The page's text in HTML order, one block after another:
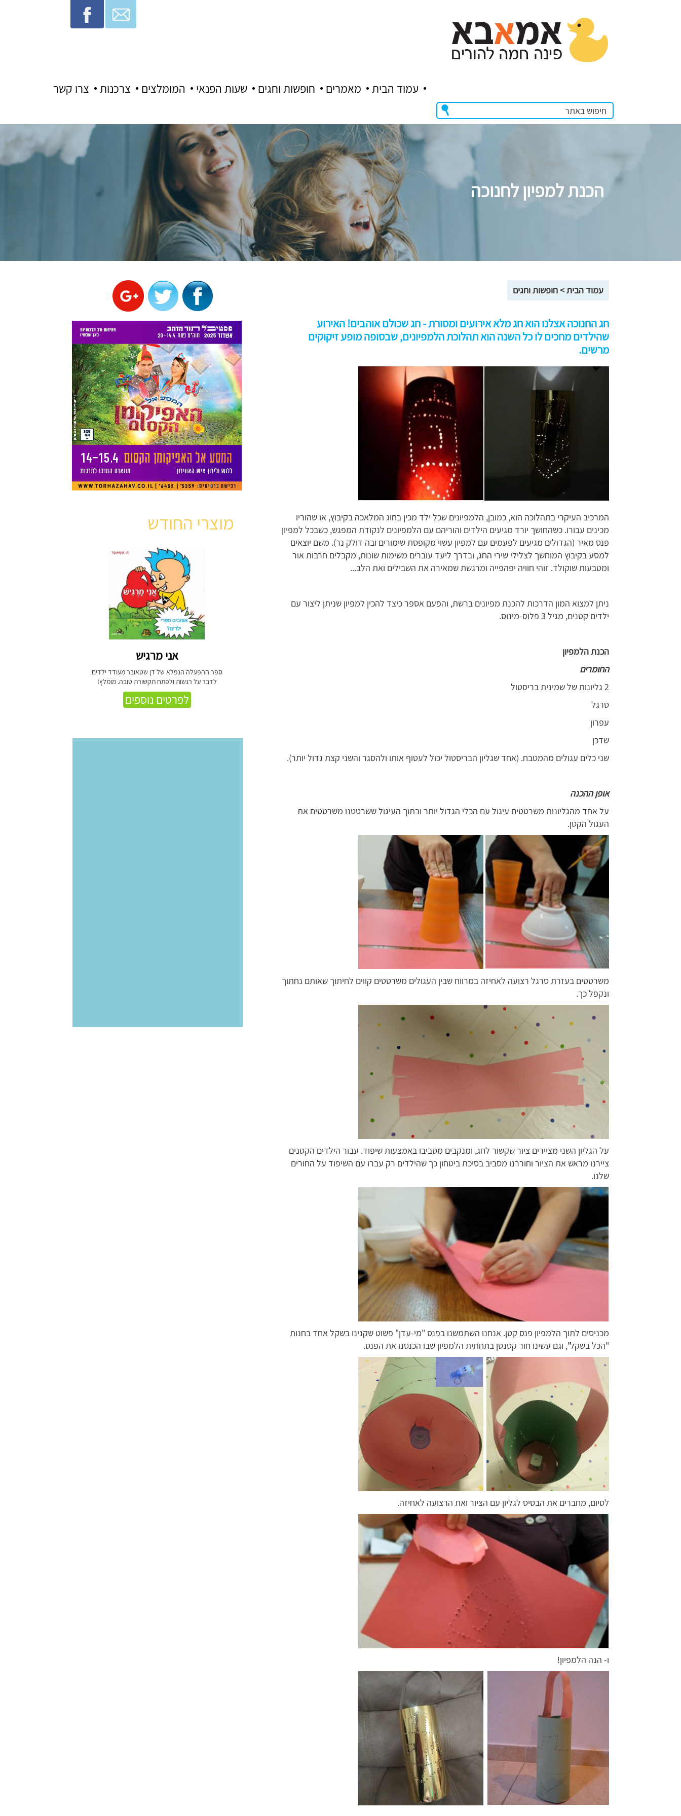
צרו קשר צרכנות המומלצים שעות הפנאי חופשות וחגים מאמרים עמוד הבית
הכנת למפיון לחנוכה
עמוד הבית>חופשות וחגים
חג החנוכה אצלנו הוא חג מלא אירועים ומסורת - חג שכולם אוהבים! האירוע
שהילדים מחכים לו כל השנה הוא תהלוכת הלמפיונים, שבסופה מופע זיקוקים
מרשים.
המרכיב העיקרי בתהלוכה הוא, כמובן, הלמפיונים שכל ילד מכין בחוג המלאכה בקיבוץ, או שהוריו
מכינים עבורו. כשהחושך יורד מגיעים הילדים והוריהם עם הלמפיונים לנקודת המפגש, כשבכל למפיון
פנס מאיר (הגדולים מגיעים לפעמים עם למפיון עשוי מקופסת שימורים ובה דולק נר). משם יוצאים
למסע בקיבוץ המוחשך לצלילי שירי החג, ובדרך ליעד עוברים משימות שונות, מקבלים חרבות אור
ומטבעות שוקולד. זוהי חוויה יפהפייה ומרגשת שמאירה את השבילים ואת הלב...
ניתן למצוא המון הדרכות להכנת מפיונים ברשת, והפעם אספר כיצד להכין למפיון שניתן ליצור עם
ילדים קטנים, מגיל 3 פלוס-מינוס.
הכנת הלמפיון
החומרים
2 גליונות של שמינית בריסטול
סרגל
עפרון
שדכן
שני כלים עגולים מהמטבח. (אחד שגליון הבריסטול יכול לעטוף אותו ולהסגר והשני קצת גדול יותר).
אופן ההכנה
על אחד מהגליונות משרטטים עיגול עם הכלי הגדול יותר ובתוך העיגול ששרטטנו משרטטים את
העגול הקטן.
משרטטים בעזרת סרגל רצועה לאחיזה במרווח שבין העגולים משרטטים קווים לחיתוך שאותם נחתוך
ונקפל כך.
על הגליון השני מציירים ציור שקשור לחג, ומנקבים מסביבו באמצעות שיפוד. עבור הילדים הקטנים
ציירנו מראש את הציור וחוררנו מסביב בסיכת ביטחון כך שהילדים רק עברו עם השיפוד על החורים
שלנו.
מכניסים לתוך הלמפיון פנס קטן. אנחנו השתמשנו בפנס "מי-עדן" פשוט שקנינו בשקל אחד בחנות
"הכל בשקל", וגם עשינו חור קטנטן בתחתית הלמפיון שבו הכנסנו את הפנס.
לסיום, מחברים את הבסיס לגליון עם הציור ואת הרצועה לאחיזה.
ו- הנה הלמפיון!
מוצרי החודש
אני מרגיש
ספר ההפעלה הנפלא של דן שטאובר מעודד ילדים
לדבר על רגשות ולפתח תקשורת טובה. מומלץ!
לפרטים נוספים